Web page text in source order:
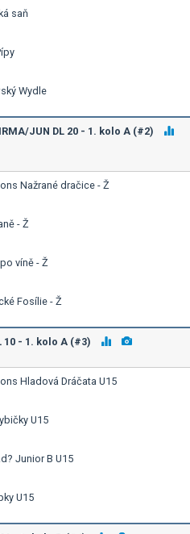
saň
Wydle
JUN DL 20 - 1. kolo A (#2)
Nažrané dračice - Ž
- Ž
víně - Ž
Fosílie - Ž
10 - 1. kolo A (#3)
Hladová Dráčata U15
U15
Junior B U15
U15